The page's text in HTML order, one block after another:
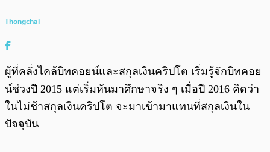
Thongchai
ผู้ที่คลั่งไคล้บิทคอยน์และสกุลเงินคริปโต เริ่มรู้จักบิทคอย
น์ช่วงปี 2015 แต่เริ่มหันมาศึกษาจริง ๆ เมื่อปี 2016 คิดว่า
ในไม่ช้าสกุลเงินคริปโต จะมาเข้ามาแทนที่สกุลเงินใน
ปัจจุบัน